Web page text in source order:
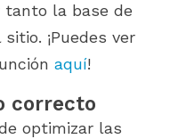
tanto la base de
¡Puedes ver
aquí!
correcto
optimizar las